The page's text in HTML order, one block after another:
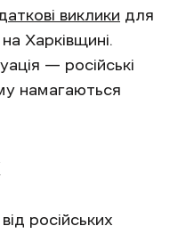
виклики для
Харківщині.
— російські
намагаються
російських